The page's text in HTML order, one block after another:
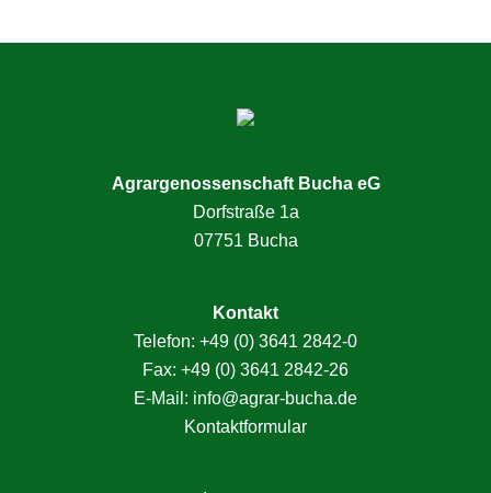
Agrargenossenschaft Bucha eG
Dorfstraße 1a
07751 Bucha
Kontakt
Telefon: +49 (0) 3641 2842-0
Fax: +49 (0) 3641 2842-26
E-Mail: info@agrar-bucha.de
Kontaktformular